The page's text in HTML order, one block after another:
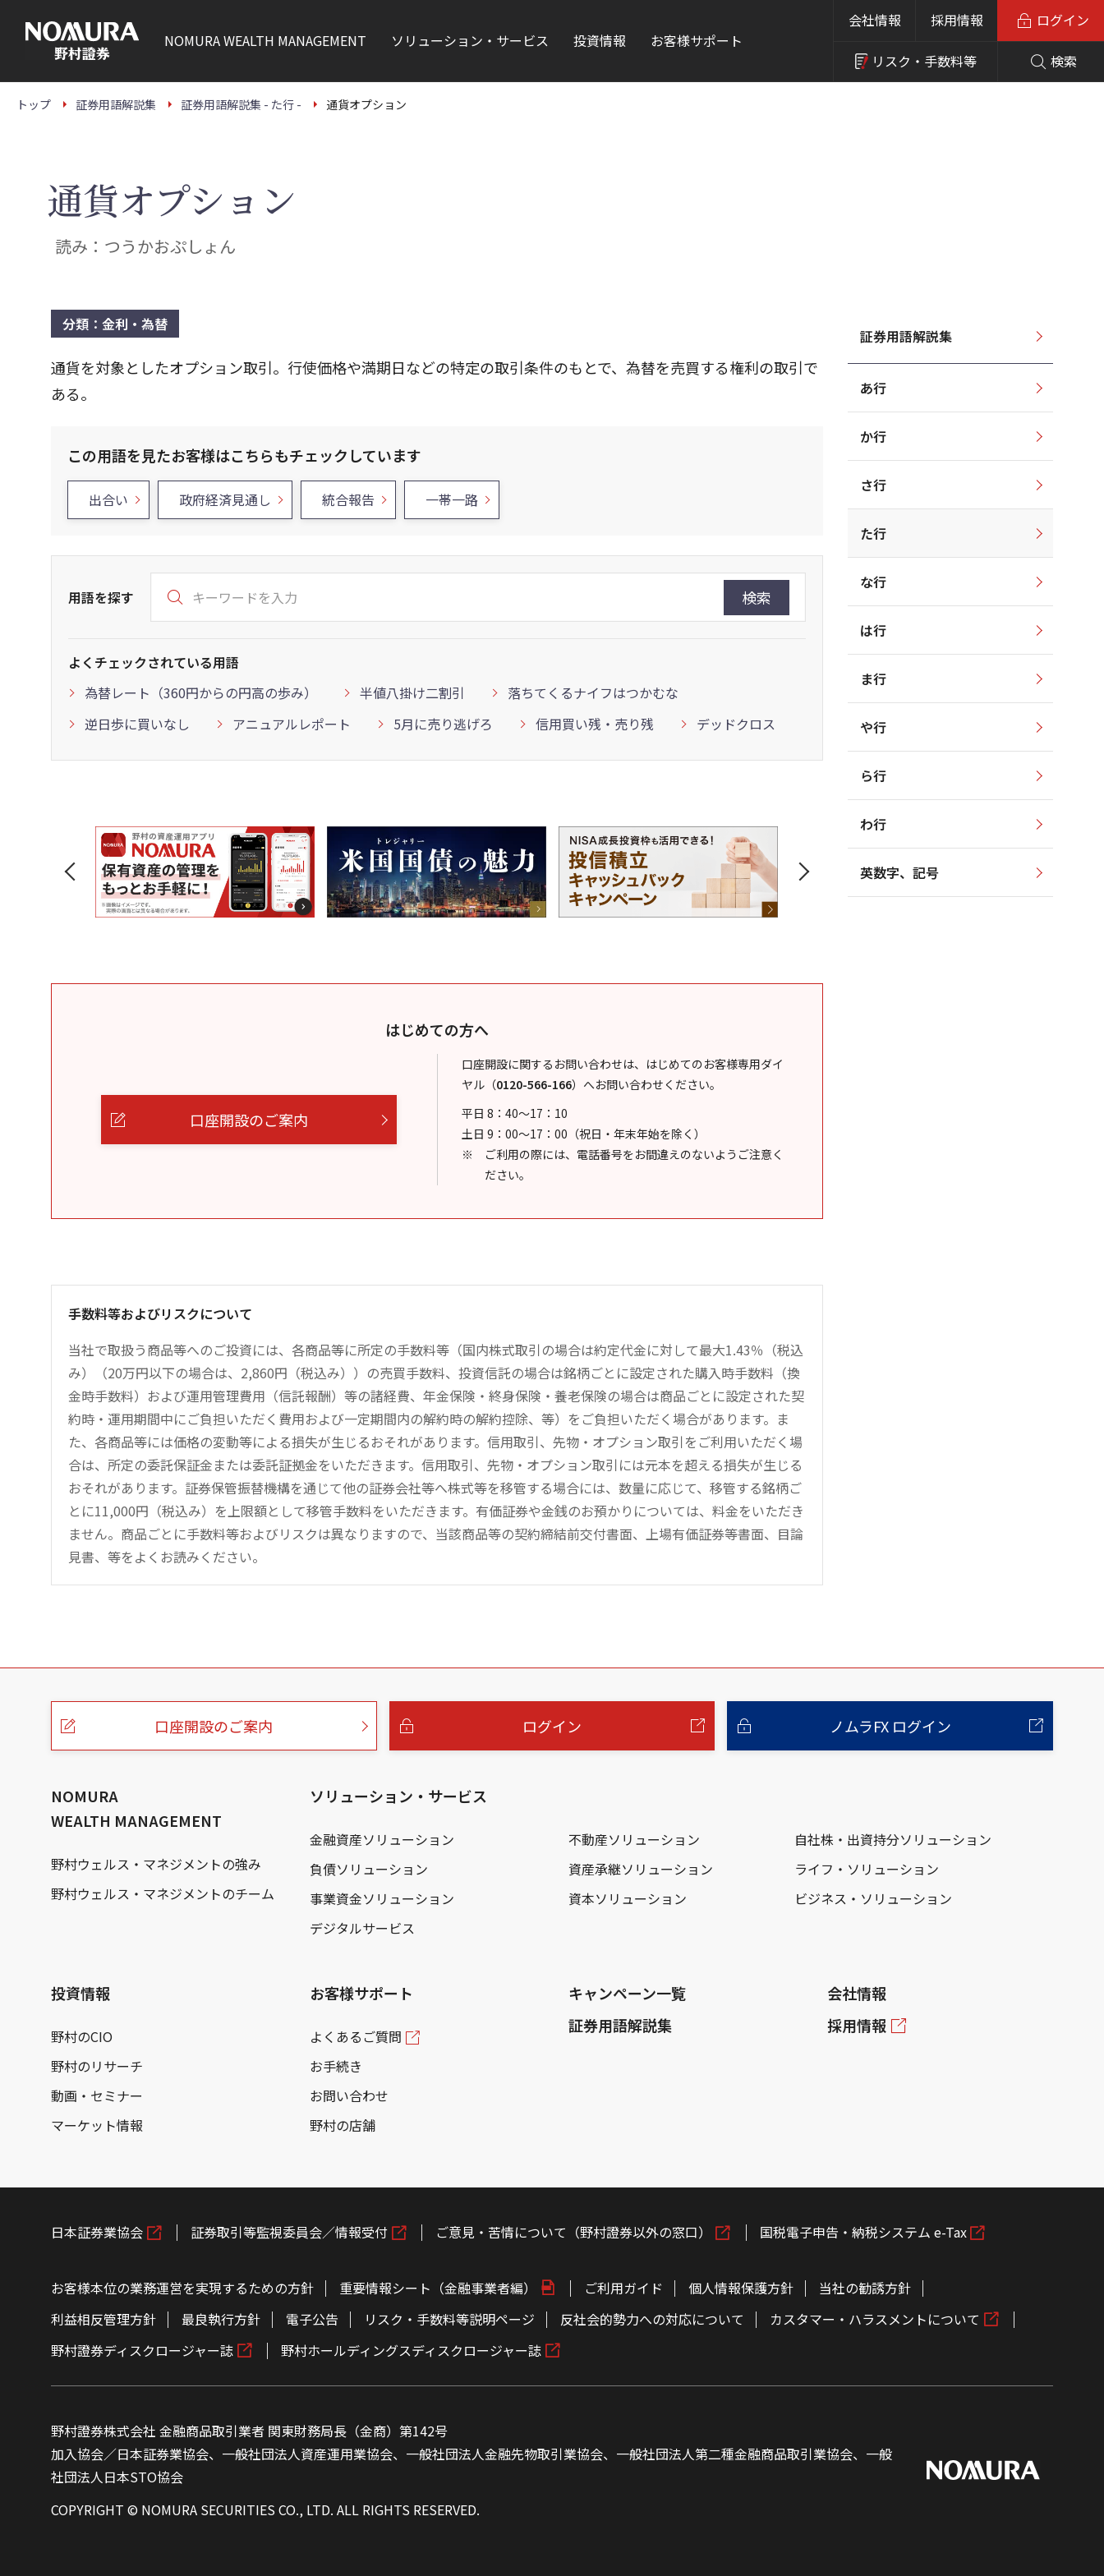
本
NOMURAWEALTH MANAGEMENT ソリューション・サービス 投資情報 お客様サポート
会社情報 採用情報
リスク・ 手数料等 検索
ログイン
トップ 証券用語解説集 証券用語解説集 - た行 - 通貨オプション
通貨オプション
読み：つうかおぷしょん
分類：金利・為替
通貨を対象としたオプション取引。行使価格や満期日などの特定の取引条件のもとで、為替を売買する権利の取引で
ある。
この用語を見たお客様はこちらもチェックしています
出合い 政府経済見通し 統合報告 一帯一路
用語を探す 検索
よくチェックされている用語
為替レート（360円からの円高の歩み）
半値八掛け二割引
落ちてくるナイフはつかむな
逆日歩に買いなし
アニュアルレポート 5月に売り逃げろ 信用買い残・売り残 デッドクロス
はじめての方へ
口座開設のご案内
口座開設に関するお問い合わせは、はじめてのお客様専用ダイ
ヤル （0120-566-166） へお問い合わせください。
平日 8：40～17：10
土日 9：00～17：00（祝日・年末年始を除く）
ご利用の際には、電話番号をお間違えのないようご注意く
ださい。
手数料等およびリスクについて
当社で取扱う商品等へのご投資には、各商品等に所定の手数料等（国内株式取引の場合は約定代金に対して最大1.43％（税込
み）（20万円以下の場合は、2,860円（税込み））の売買手数料、投資信託の場合は銘柄ごとに設定された購入時手数料（換
金時手数料）および運用管理費用（信託報酬）等の諸経費、年金保険・終身保険・養老保険の場合は商品ごとに設定された契
約時・運用期間中にご負担いただく費用および一定期間内の解約時の解約控除、等）をご負担いただく場合があります。ま
た、各商品等には価格の変動等による損失が生じるおそれがあります。信用取引、先物・オプション取引をご利用いただく場
合は、所定の委託保証金または委託証拠金をいただきます。信用取引、先物・オプション取引には元本を超える損失が生じる
おそれがあります。証券保管振替機構を通じて他の証券会社等へ株式等を移管する場合には、数量に応じて、移管する銘柄ご
とに11,000円（税込み）を上限額として移管手数料をいただきます。有価証券や金銭のお預かりについては、料金をいただき
ません。商品ごとに手数料等およびリスクは異なりますので、当該商品等の契約締結前交付書面、上場有価証券等書面、目論
見書、等をよくお読みください。
証券用語解説集
あ行
か行
さ行
た行
な行
は行
ま行
や行
ら行
わ行
英数字、記号
こ
口座開設のご案内 ログイン ノムラFX ログイン
NOMURA
WEALTH MANAGEMENT
野村ウェルス・マネジメントの強み
野村ウェルス・マネジメントのチーム
ソリューション・サービス
金融資産ソリューション 不動産ソリューション
自社株・出資持分ソリューション
負債ソリューション
資産承継ソリューション
ライフ・ソリューション
事業資金ソリューション
資本ソリューション
ビジネス・ソリューション
デジタルサービス
投資情報
野村のCIO
野村のリサーチ
動画・セミナー
マーケット情報
お客様サポート
よくあるご質問
お手続き
お問い合わせ
野村の店舗
キャンペーン一覧
証券用語解説集
会社情報
採用情報
日本証券業協会 証券取引等監視委員会／情報受付 ご意見・苦情について（野村證券以外の窓口） 国税電子申告・納税システム e-Tax
お客様本位の業務運営を実現するための方針 重要情報シート（金融事業者編） ご利用ガイド 個人情報保護方針
当社の勧誘方針
利益相反管理方針
最良執行方針 電子公告 リスク・手数料等説明ページ 反社会的勢力への対応について
カスタマー・ハラスメントについて
野村證券ディスクロージャー誌
野村ホールディングスディスクロージャー誌
野村證券株式会社 金融商品取引業者 関東財務局長（金商）第142号
加入協会／日本証券業協会、一般社団法人資産運用業協会、一般社団法人金融先物取引業協会、一般社団法人第二種金融商品取引業協会、一般
社団法人日本STO協会
COPYRIGHT © NOMURA SECURITIES CO., LTD. ALL RIGHTS RESERVED.